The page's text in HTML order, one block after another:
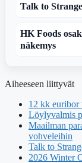
Talk to
HK Foods
näkemys
Aiheeseen liittyvät
12 kk euribor
Löylyvalmis
Maailman
vohveleihin
Talk to
2026 Winter